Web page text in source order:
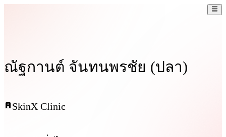
ณัฐกานต์ จันทนพรชัย (ปลา)
SkinX Clinic